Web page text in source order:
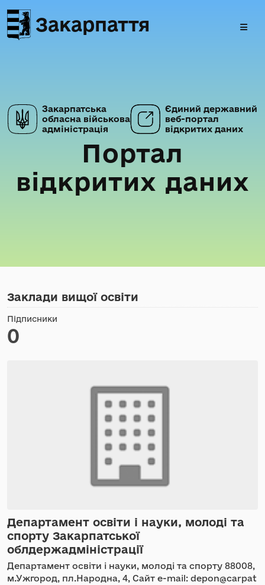
Закарпаття
Закарпатська
обласна військова
адміністрація
Єдиний державний
веб-портал
відкритих даних
Портал
відкритих даних
Заклади вищої освіти
Підписники
0
Департамент освіти і науки, молоді та
спорту Закарпатської
облдержадміністрації
Департамент освіти і науки, молоді та спорту 88008,
м.Ужгород, пл.Народна, 4, Сайт e-mail: depon@carpat